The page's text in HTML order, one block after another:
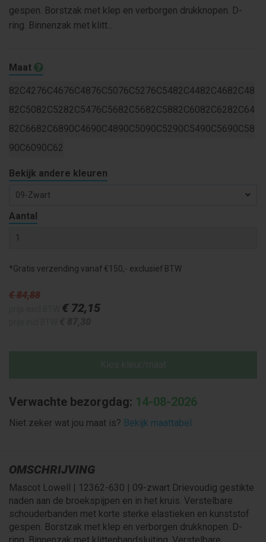
gespen. Borstzak met klep en verborgen drukknopen. D-
ring. Binnenzak met klitt...
Maat
82C4276C4676C4876C5076C5276C5482C4482C4682C48
82C5082C5282C5476C5682C5682C5882C6082C6282C64
82C6682C6890C4690C4890C5090C5290C5490C5690C58
90C6090C62
Bekijk andere kleuren
09-Zwart
Aantal
*Gratis verzending vanaf €150,- exclusief BTW
€ 84,88
€ 72,15
Verwachte bezorgdag: 14-08-2026
Niet zeker wat jou maat is? Bekijk maattabel
OMSCHRIJVING
Mascot Lowell | 12362-630 | 09-zwart Drievoudig gestikte
naden aan de broekspijpen en in het kruis. Verstelbare
schouderbanden met korte sterke elastieken en kunststof
gespen. Borstzak met klep en verborgen drukknopen. D-
ring. Binnenzak met klittenbandsluiting. Verstelbare